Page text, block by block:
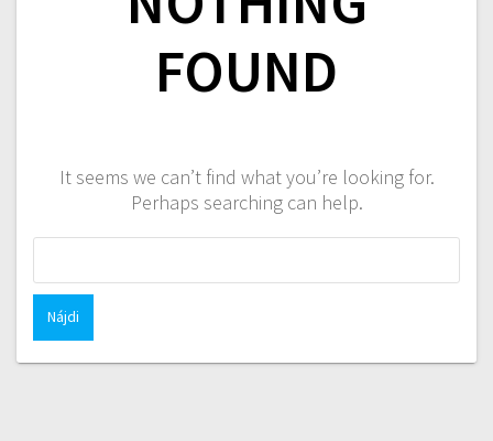
FOUND
It seems we can’t find what you’re looking for.
Perhaps searching can help.